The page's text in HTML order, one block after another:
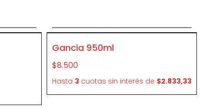
Gancia 950ml
$8.500
Hasta 3 cuotas sin interés de $2.833,33